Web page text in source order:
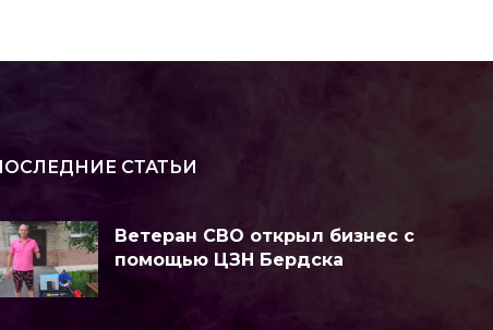
СТАТЬИ
Ветеран СВО открыл бизнес с
помощью ЦЗН Бердска